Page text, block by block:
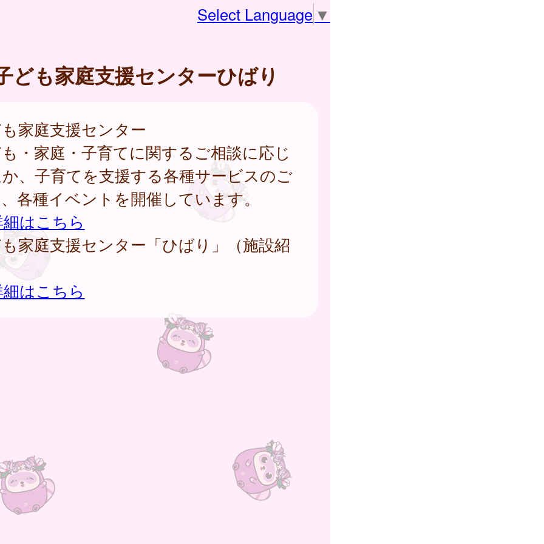
Select Language ▼
ども家庭支援センターひばり
家庭支援センター
・家庭・子育てに関するご相談に応じ
、子育てを支援する各種サービスのご
各種イベントを開催しています。
はこちら
家庭支援センター「ひばり」（施設紹
はこちら